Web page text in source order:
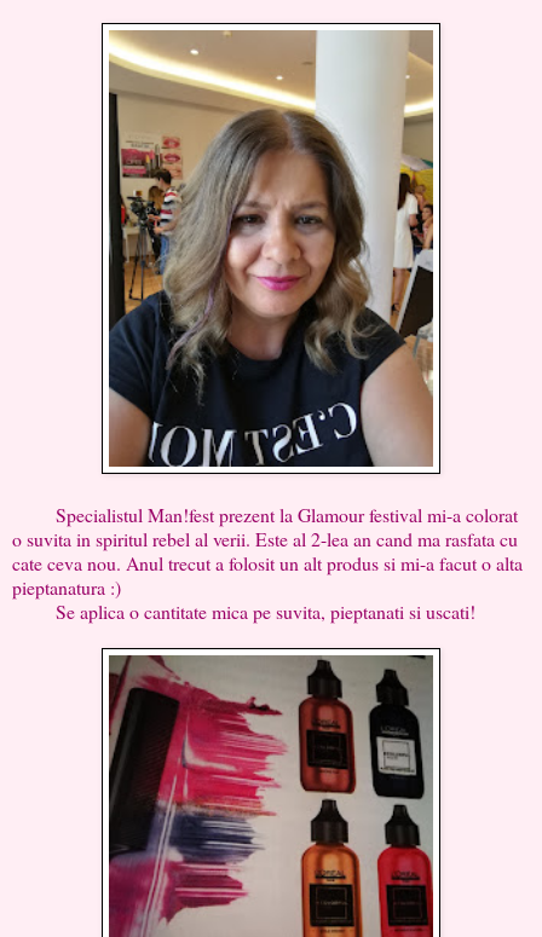
Specialistul Man!fest prezent la Glamour festival mi-a colorat
o suvita in spiritul rebel al verii. Este al 2-lea an cand ma rasfata cu
cate ceva nou. Anul trecut a folosit un alt produs si mi-a facut o alta
pieptanatura :)
Se aplica o cantitate mica pe suvita, pieptanati si uscati!